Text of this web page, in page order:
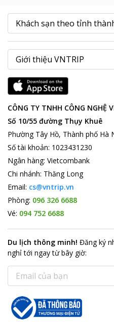
CÔNG TY TNHH CÔNG NGHỆ
Số 10/55 đường Thụy Khuê
Phường Tây Hồ, Thành phố Hà
Số tài khoản: 1023431230
Ngân hàng: Vietcombank
Chi nhánh: Thăng Long
Email: cs@vntrip.vn
Phòng: 096 326 6688
Vé: 094 752 6688
Du lịch thông minh! Đăng ký
nghỉ tới ngay từ bây giờ: